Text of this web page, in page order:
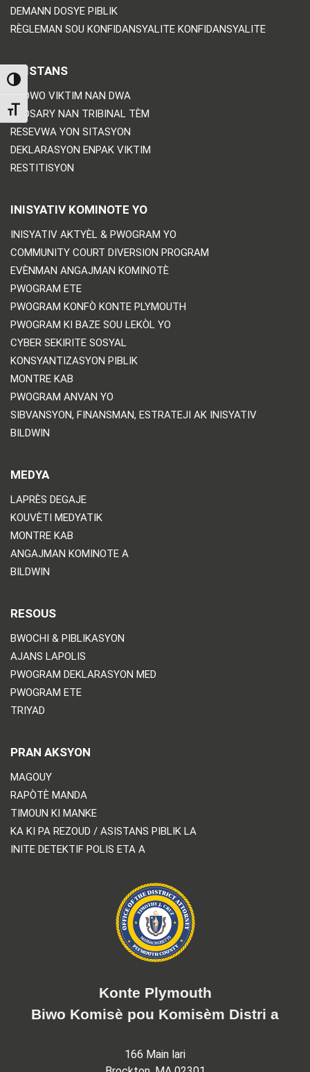
TOGGLE HIGH CONTRAST
TOGGLE FONT SIZE
DEMANN DOSYE PIBLIK
RÈGLEMAN SOU KONFIDANSYALITE KONFIDANSYALITE
ASISTANS
BÒDWO VIKTIM NAN DWA
GLOSARY NAN TRIBINAL TÈM
RESEVWA YON SITASYON
DEKLARASYON ENPAK VIKTIM
RESTITISYON
INISYATIV KOMINOTE YO
INISYATIV AKTYÈL & PWOGRAM YO
COMMUNITY COURT DIVERSION PROGRAM
EVÈNMAN ANGAJMAN KOMINOTÈ
PWOGRAM ETE
PWOGRAM KONFÒ KONTE PLYMOUTH
PWOGRAM KI BAZE SOU LEKÒL YO
CYBER SEKIRITE SOSYAL
KONSYANTIZASYON PIBLIK
MONTRE KAB
PWOGRAM ANVAN YO
SIBVANSYON, FINANSMAN, ESTRATEJI AK INISYATIV
BILDWIN
MEDYA
LAPRÈS DEGAJE
KOUVÈTI MEDYATIK
MONTRE KAB
ANGAJMAN KOMINOTE A
BILDWIN
RESOUS
BWOCHI & PIBLIKASYON
AJANS LAPOLIS
PWOGRAM DEKLARASYON MED
PWOGRAM ETE
TRIYAD
PRAN AKSYON
MAGOUY
RAPÒTÈ MANDA
TIMOUN KI MANKE
KA KI PA REZOUD / ASISTANS PIBLIK LA
INITE DETEKTIF POLIS ETA A
Konte Plymouth
Biwo Komisè pou Komisèm Distri a
166 Main lari